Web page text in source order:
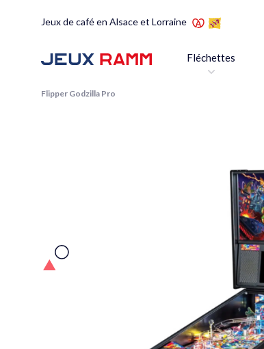
Jeux de café en Alsace et Lorraine
Fléchettes
Flipper Godzilla Pro